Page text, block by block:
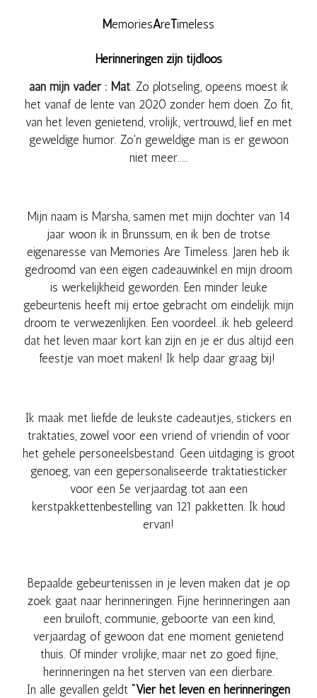
MemoriesAreTimeless
Herinneringen zijn tijdloos
aan mijn vader : Mat. Zo plotseling, opeens moest ik
het vanaf de lente van 2020 zonder hem doen. Zo fit,
van het leven genietend, vrolijk, vertrouwd, lief en met
geweldige humor. Zo'n geweldige man is er gewoon
niet meer.....
Mijn naam is Marsha, samen met mijn dochter van 14
jaar woon ik in Brunssum, en ik ben de trotse
eigenaresse van Memories Are Timeless. Jaren heb ik
gedroomd van een eigen cadeauwinkel en mijn droom
is werkelijkheid geworden. Een minder leuke
gebeurtenis heeft mij ertoe gebracht om eindelijk mijn
droom te verwezenlijken. Een voordeel...ik heb geleerd
dat het leven maar kort kan zijn en je er dus altijd een
feestje van moet maken! Ik help daar graag bij!
Ik maak met liefde de leukste cadeautjes, stickers en
traktaties, zowel voor een vriend of vriendin of voor
het gehele personeelsbestand. Geen uitdaging is groot
genoeg, van een gepersonaliseerde traktatiesticker
voor een 5e verjaardag tot aan een
kerstpakkettenbestelling van 121 pakketten. Ik houd
ervan!
Bepaalde gebeurtenissen in je leven maken dat je op
zoek gaat naar herinneringen. Fijne herinneringen aan
een bruiloft, communie, geboorte van een kind,
verjaardag of gewoon dat ene moment genietend
thuis. Of minder vrolijke, maar net zo goed fijne,
herinneringen na het sterven van een dierbare.
In alle gevallen geldt "Vier het leven en herinneringen